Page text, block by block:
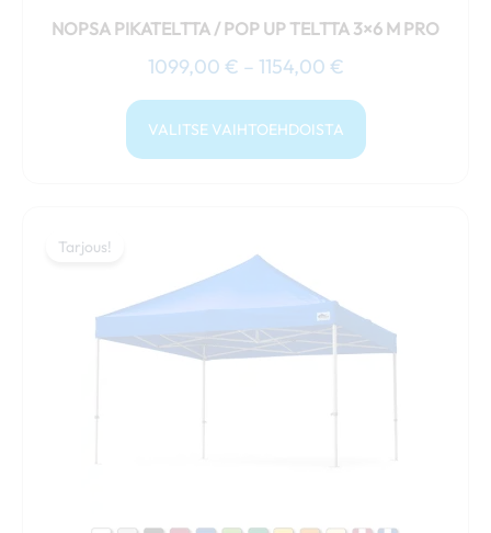
NOPSA PIKATELTTA / POP UP TELTTA 3×6 M PRO
1099,00 € – 1154,00 €
VALITSE VAIHTOEHDOISTA
Tarjous!
Tarjous!
859,00 €
tuotteella
muunnelma.
Voit